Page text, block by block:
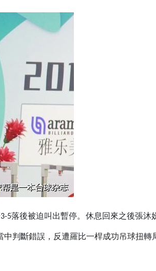
落後被迫叫出暫停。休息回來之後張
判斷錯誤，反遭羅比一桿成功吊球扭轉